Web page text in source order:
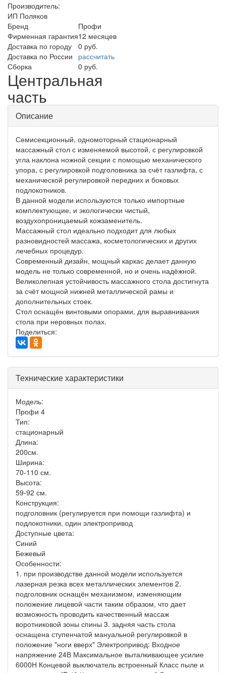
Производитель:
ИП Поляков
Бренд
Профи
Фирменная гарантия12 месяцев
Доставка по городу
0 руб.
Доставка по России
рассчитать
Сборка
0 руб.
Центральная
часть
Описание
Семисекционный, одномоторный стационарный
массажный стол с изменяемой высотой, с регулировкой
угла наклона ножной секции с помощью механического
упора, с регулировкой подголовника за счёт газлифта, с
механической регулировкой передних и боковых
подлокотников.
В данной модели используются только импортные
комплектующие, и экологически чистый,
воздухопроницаемый кожзаменитель.
Массажный стол идеально подходит для любых
разновидностей массажа, косметологических и других
лечебных процедур.
Современный дизайн, мощный каркас делает данную
модель не только современной, но и очень надёжной.
Великолепная устойчивость массажного стола достигнута
за счёт мощной нижней металлической рамы и
дополнительных стоек.
Стол оснащён винтовыми опорами, для выравнивания
стола при неровных полах.
Поделиться:
Технические характеристики
Модель:
Профи 4
Тип:
стационарный
Длина:
200см.
Ширина:
70-110 см.
Высота:
59-92 см.
Конструкция:
подголовник (регулируется при помощи газлифта) и
подлокотники, один электропривод
Доступные цвета:
Синий
Бежевый
Особенности:
1. при производстве данной модели используется
лазерная резка всех металлических элементов 2.
подголовник оснащён механизмом, изменяющим
положение лицевой части таким образом, что дает
возможность проводить качественный массаж
воротниковой зоны спины 3. задняя часть стола
оснащена ступенчатой мануальной регулировкой в
положение "ноги вверх" Электропривод: Входное
напряжение 24В Максимальное выталкивающее усилие
6000Н Концевой выключатель встроенный Класс пыле и